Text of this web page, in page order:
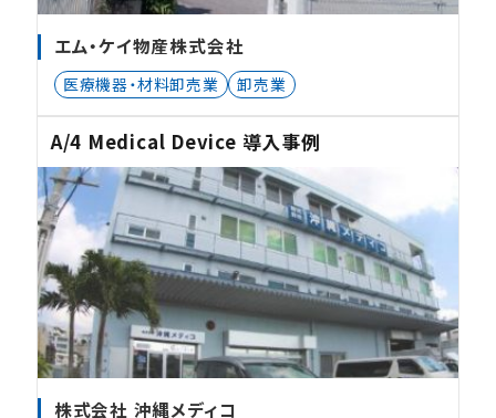
エム・ケイ物産株式会社
医療機器・材料卸売業 卸売業
A/4 Medical Device 導入事例
株式会社 沖縄メディコ